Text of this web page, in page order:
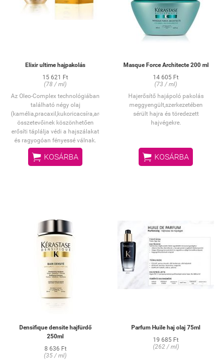
hajtövekre, majd masszírozza
bele a fejbőrbe. NEM
Elixir ultime hajpakolás
15 621 Ft
(78 / ml)
Az Oleo-Complex technológiában
található négy olaj
(kamélia,pracaxil,kukoricacsíra,argánolj)külünleges
összetevőinek köszönhetően
erősíti táplálja védi a hajszálakat
és ragyogóan fényessé válnak.
 KOSÁRBA
Masque Force Architecte 200 ml
14 605 Ft
(73 / ml)
Hajerősítő hajápoló pakolás
meggyengült,szerkezetében
sérült hajra és töredezett
hajvégekre.
 KOSÁRBA
Densifique densite hajfürdő
250ml
8 636 Ft
(35 / ml)
Parfum Huile haj olaj 75ml
19 685 Ft
(262 / ml)